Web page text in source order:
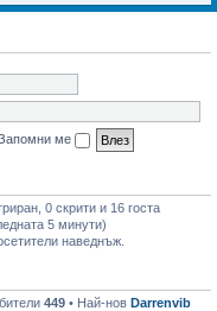
ме
0 скрити и 16 госта
5 минути)
наведнъж.
449 • Най-нов Darrenvib